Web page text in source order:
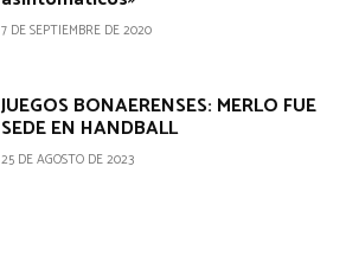
7 DE SEPTIEMBRE DE 2020
JUEGOS BONAERENSES: MERLO FUE
SEDE EN HANDBALL
25 DE AGOSTO DE 2023